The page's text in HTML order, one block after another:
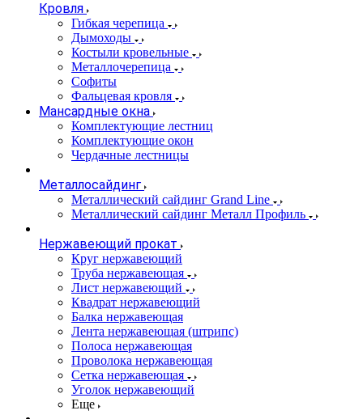
Кровля
Гибкая черепица
Дымоходы
Костыли кровельные
Металлочерепица
Софиты
Фальцевая кровля
Мансардные окна
Комплектующие лестниц
Комплектующие окон
Чердачные лестницы
Металлосайдинг
Металлический сайдинг Grand Line
Металлический сайдинг Металл Профиль
Нержавеющий прокат
Круг нержавеющий
Труба нержавеющая
Лист нержавеющий
Квадрат нержавеющий
Балка нержавеющая
Лента нержавеющая (штрипс)
Полоса нержавеющая
Проволока нержавеющая
Сетка нержавеющая
Уголок нержавеющий
Еще